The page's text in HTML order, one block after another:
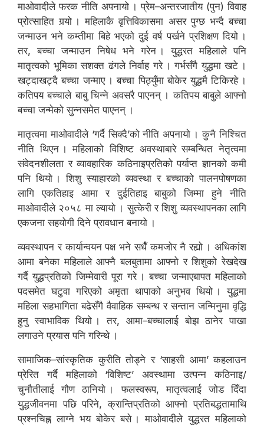
माओवादीले फरक नीति अपनायो । प्रेम–अन्तरजातीय (पुन) विवाह
प्रोत्साहित गर्‍यो । महिलाकै वृत्तिविकासमा असर पुग्छ भन्दै बच्चा
जन्माउन भने कम्तीमा बिहे भएको दुई वर्ष पर्खने प्रशिक्षण दियो ।
तर, बच्चा जन्माउन निषेध भने गरेन । युद्धरत महिलाले पनि
मातृत्वको भूमिका सशक्त ढंगले निर्वाह गरे । गर्भसँगै युद्धमा खटे ।
खट्दाखट्दै बच्चा जन्माए । बच्चा पिठ्युँमा बोकेर युद्धमै टिकिरहे ।
कतिपय बच्चाले बाबु चिन्ने अवसरै पाएनन् । कतिपय बाबुले आफ्नो
बच्चा जन्मेको सुन्नसमेत पाएनन् ।
मातृत्वमा माओवादीले ‘गर्दै सिक्दै’को नीति अपनायो । कुनै निश्चित
नीति थिएन । महिलाको विशिष्ट अवस्थाबारे सम्बन्धित नेतृत्वमा
संवेदनशीलता र व्यावहारिक कठिनाइप्रतिको पर्याप्त ज्ञानको कमी
पनि थियो । शिशु स्याहारको व्यवस्था र बच्चाको पालनपोषणका
लागि एकतिहाइ आमा र दुईतिहाइ बाबुको जिम्मा हुने नीति
माओवादीले २०५८ मा ल्यायो । सुत्केरी र शिशु व्यवस्थापनका लागि
एकजना सहयोगी दिने प्रावधान बनायो ।
व्यवस्थापन र कार्यान्वयन पक्ष भने सधैँ कमजोर नै रह्यो । अधिकांश
आमा बनेका महिलाले आफ्नै बलबुतामा आफ्नो र शिशुको रेखदेख
गर्दै युद्धप्रतिको जिम्मेवारी पूरा गरे । बच्चा जन्माएबापत महिलाको
पदसमेत घटुवा गरिएको अमृता थापाको अनुभव थियो । युद्धमा
महिला सहभागिता बढेसँगै वैवाहिक सम्बन्ध र सन्तान जन्मिनुमा वृद्धि
हुनु स्वाभाविक थियो । तर, आमा–बच्चालाई बोझ ठानेर पाखा
लगाउने प्रयास पनि गरिन्थे ।
सामाजिक–सांस्कृतिक कुरीति तोड्ने र ‘साहसी आमा’ कहलाउन
प्रेरित गर्दै महिलाको ‘विशिष्ट’ अवस्थामा उत्पन्न कठिनाइ/
चुनौतीलाई गौण ठानियो । फलस्वरूप, मातृत्वलाई जोड दिँदा
युद्धजीवनमा पछि परिने, क्रान्तिप्रतिको आफ्नो प्रतिबद्धतामाथि
प्रश्नचिह्न लाग्ने भय बोकेर बसे । माओवादीले युद्धरत महिलाको